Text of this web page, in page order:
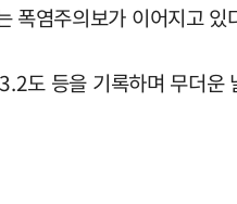
폭염주의보가 이어지고 있
도 등을 기록하며 무더운